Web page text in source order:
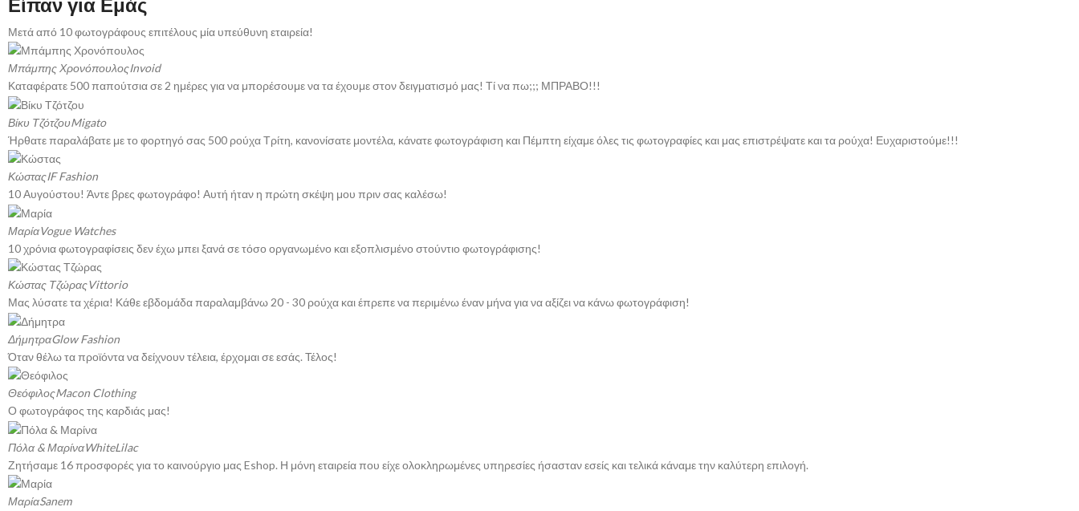
Μετά από 10 φωτογράφους επιτέλους μία υπεύθυνη εταιρεία!
Μπάμπης ΧρονόπουλοςInvoid
Καταφέρατε 500 παπούτσια σε 2 ημέρες για να μπορέσουμε να τα έχουμε στον δειγματισμό μας! Τί να πω;;; ΜΠΡΑΒΟ!!!
Βίκυ ΤζότζουMigato
Ήρθατε παραλάβατε με το φορτηγό σας 500 ρούχα Τρίτη, κανονίσατε μοντέλα, κάνατε φωτογράφιση και Πέμπτη είχαμε όλες τις φωτογραφίες και μας επιστρέψατε και τα ρούχα! Ευχαριστούμε!!!
ΚώσταςIF Fashion
10 Αυγούστου! Άντε βρες φωτογράφο! Αυτή ήταν η πρώτη σκέψη μου πριν σας καλέσω!
ΜαρίαVogue Watches
10 χρόνια φωτογραφίσεις δεν έχω μπει ξανά σε τόσο οργανωμένο και εξοπλισμένο στούντιο φωτογράφισης!
Κώστας ΤζώραςVittorio
Μας λύσατε τα χέρια! Κάθε εβδομάδα παραλαμβάνω 20 - 30 ρούχα και έπρεπε να περιμένω έναν μήνα για να αξίζει να κάνω φωτογράφιση!
ΔήμητραGlow Fashion
Όταν θέλω τα προϊόντα να δείχνουν τέλεια, έρχομαι σε εσάς. Τέλος!
ΘεόφιλοςMacon Clothing
Ο φωτογράφος της καρδιάς μας!
Πόλα & ΜαρίναWhiteLilac
Ζητήσαμε 16 προσφορές για το καινούργιο μας Eshop. Η μόνη εταιρεία που είχε ολοκληρωμένες υπηρεσίες ήσασταν εσείς και τελικά κάναμε την καλύτερη επιλογή.
ΜαρίαSanem